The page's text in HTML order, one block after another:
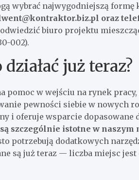
wybrać najwygodniejszą formę
oraz
biuro projektu
002).
już teraz?
w wejściu na rynek
pewności siebie w nowych
i oferuje wsparcie
szczególnie istotne w naszym
potrzebują dodatkowych
są już teraz — liczba miejsc